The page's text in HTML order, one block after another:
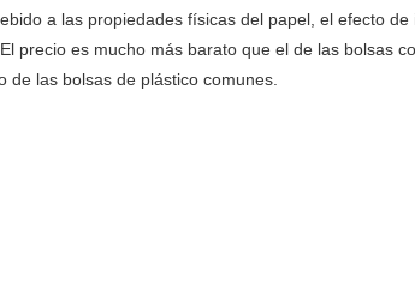
a las propiedades físicas del papel, el efecto
precio es mucho más barato que el de las bolsas
las bolsas de plástico comunes.